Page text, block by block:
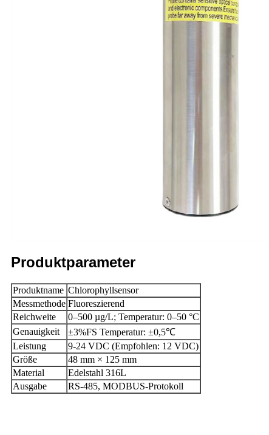
Produktparameter
Produktname Chlorophyllsensor
Messmethode Fluoreszierend
Reichweite
0–500 µg/L; Temperatur: 0–50 °C
Genauigkeit
±3%FS Temperatur: ±0,5℃
Leistung
9-24 VDC (Empfohlen: 12 VDC)
Größe
48 mm × 125 mm
Material
Edelstahl 316L
Ausgabe
RS-485, MODBUS-Protokoll